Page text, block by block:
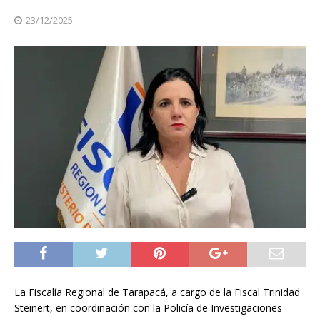
23/12/2025
La Fiscalía Regional de Tarapacá, a cargo de la Fiscal Trinidad
Steinert, en coordinación con la Policía de Investigaciones